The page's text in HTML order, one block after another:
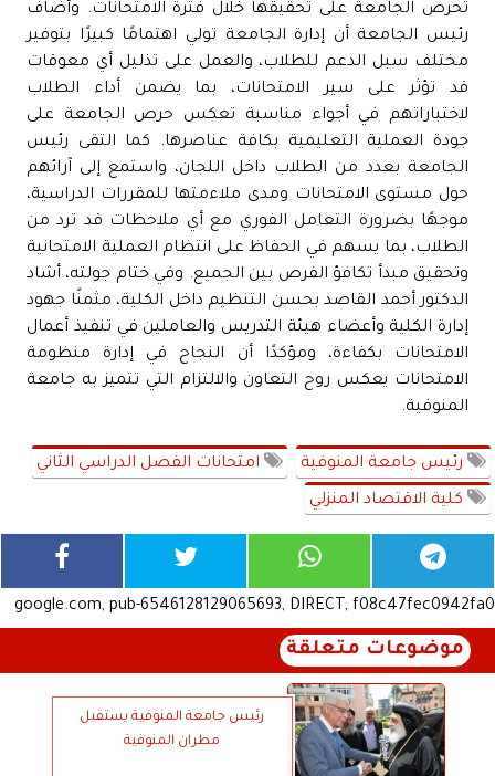
تحرص الجامعة على تحقيقها خلال فترة الامتحانات. وأضاف
رئيس الجامعة أن إدارة الجامعة تولي اهتمامًا كبيرًا بتوفير
مختلف سبل الدعم للطلاب، والعمل على تذليل أي معوقات
قد تؤثر على سير الامتحانات، بما يضمن أداء الطلاب
لاختباراتهم في أجواء مناسبة تعكس حرص الجامعة على
جودة العملية التعليمية بكافة عناصرها. كما التقى رئيس
الجامعة بعدد من الطلاب داخل اللجان، واستمع إلى آرائهم
حول مستوى الامتحانات ومدى ملاءمتها للمقررات الدراسية،
موجهًا بضرورة التعامل الفوري مع أي ملاحظات قد ترد من
الطلاب، بما يسهم في الحفاظ على انتظام العملية الامتحانية
وتحقيق مبدأ تكافؤ الفرص بين الجميع. وفي ختام جولته، أشاد
الدكتور أحمد القاصد بحسن التنظيم داخل الكلية، مثمنًا جهود
إدارة الكلية وأعضاء هيئة التدريس والعاملين في تنفيذ أعمال
الامتحانات بكفاءة، ومؤكدًا أن النجاح في إدارة منظومة
الامتحانات يعكس روح التعاون والالتزام التي تتميز به جامعة
المنوفية.
رئيس جامعة المنوفية امتحانات الفصل الدراسي الثاني
كلية الاقتصاد المنزلي
google.com, pub-6546128129065693, DIRECT, f08c47fec0942fa0
موضوعات متعلقة
رئيس جامعة المنوفية يستقبل
مطران المنوفية